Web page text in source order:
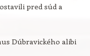
pred súd a
Dúbravického alibi